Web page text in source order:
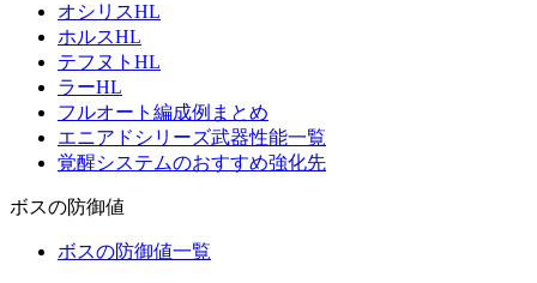
オシリスHL
ホルスHL
テフヌトHL
ラーHL
フルオート編成例まとめ
エニアドシリーズ武器性能一覧
覚醒システムのおすすめ強化先
ボスの防御値
ボスの防御値一覧